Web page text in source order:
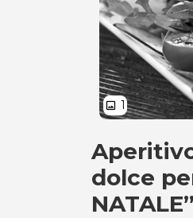
image 1
dolce
NATALE”